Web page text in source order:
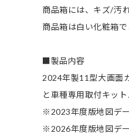
商品箱には、キズ/汚
商品箱は白い化粧箱
■製品内容
2024年製11型大画面
と車種専用取付キッ
※2023年度版地図デ
※2026年度版地図デ